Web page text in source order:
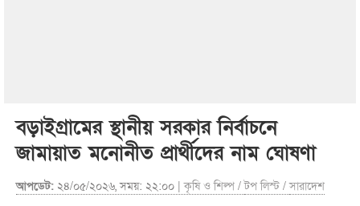
বড়াইগ্রামের স্থানীয় সরকার নির্বাচনে
জামায়াত মনোনীত প্রার্থীদের নাম ঘোষণা
আপডেট: ২৪/০৫/২০২৬, সময়: ২২:০০ |কৃষি ও শিল্প /টপ লিস্ট /সারাদেশ